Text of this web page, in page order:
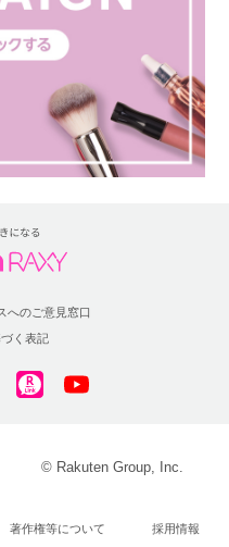
へのご意見窓口
く表記
© Rakuten Group, Inc.
著作権等について 採用情報